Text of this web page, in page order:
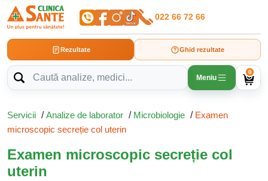
022 66 72 66
Rezultate Ghid rezultate
Meniu
0
Servicii /Analize de laborator / Microbiologie / Examen
microscopic secreție col uterin
Examen microscopic secreție col
uterin